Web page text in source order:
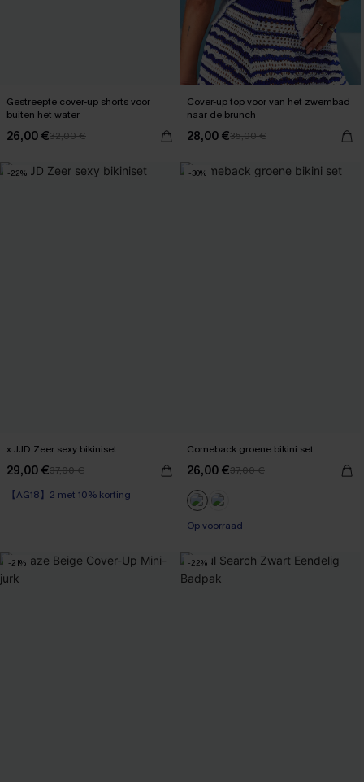
Gestreepte cover-up shorts voor
buiten het water
26,00 €32,00 €
Cover-up top voor van het zwembad
naar de brunch
28,00 €35,00 €
-22%
x JJD Zeer sexy bikiniset
29,00 €37,00 €
【AG18】2 met 10% korting
-30%
Comeback groene bikini set
26,00 €37,00 €
【AG18】2 met 10% korting
Op voorraad
-21% -22%